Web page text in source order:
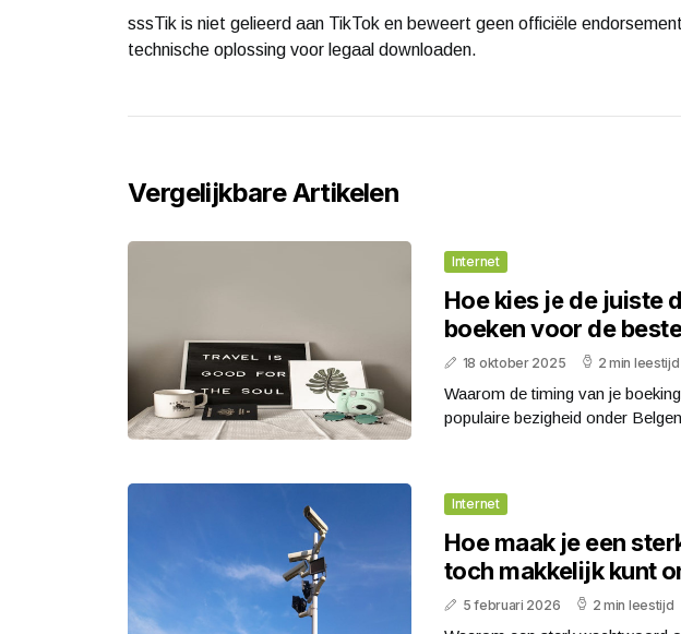
sssTik is niet gelieerd aan TikTok en beweert geen officiële
technische oplossing voor legaal downloaden.
Vergelijkbare Artikelen
Internet
Hoe kies je de juiste
boeken voor de
18 oktober 2025 2 min leestijd
Waarom de timing van je
populaire bezigheid onder
Internet
Hoe maak je een
toch makkelijk kunt
5 februari 2026 2 min leestijd